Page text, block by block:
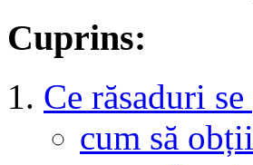
Cuprins:
Ce răsaduri
cum să